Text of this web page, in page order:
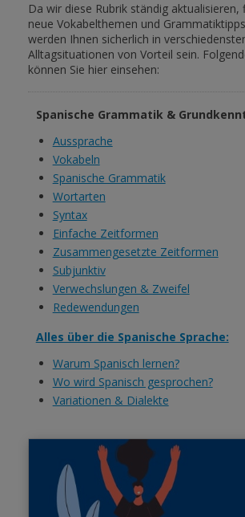
Da wir diese Rubrik ständig aktualisieren,
neue Vokabelthemen und
werden Ihnen sicherlich in
Alltagsituationen von Vorteil sein.
können Sie hier einsehen:
Spanische Grammatik &
Aussprache
Vokabeln
Spanische Grammatik
Wortarten
Syntax
Einfache Zeitformen
Zusammengesetzte Zeitformen
Subjunktiv
Verwechslungen & Zweifel
Redewendungen
Alles über die Spanische Sprache:
Warum Spanisch lernen?
Wo wird Spanisch gesprochen?
Variationen & Dialekte